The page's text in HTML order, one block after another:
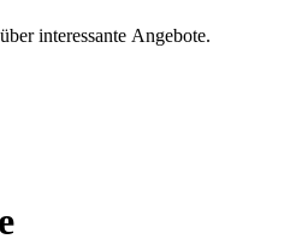
interessante Angebote.